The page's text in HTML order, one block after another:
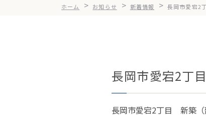
ホーム > お知らせ > 新着情報 > 長岡市愛宕2
長岡市愛宕2丁
長岡市愛宕2丁目 新築（